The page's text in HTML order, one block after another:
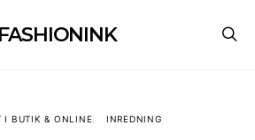
FASHIONINK
I BUTIK & ONLINE INREDNING